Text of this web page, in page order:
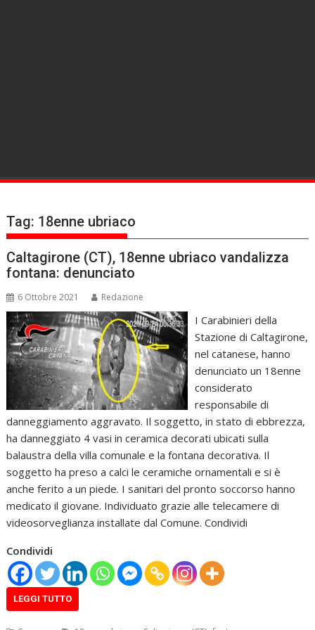
Tag: 18enne ubriaco
Caltagirone (CT), 18enne ubriaco vandalizza
fontana: denunciato
6 Ottobre 2021 Redazione
I Carabinieri della
Stazione di Caltagirone,
nel catanese, hanno
denunciato un 18enne
considerato
responsabile di
danneggiamento aggravato. Il soggetto, in stato di ebbrezza,
ha danneggiato 4 vasi in ceramica decorati ubicati sulla
balaustra della villa comunale e la fontana decorativa. Il
soggetto ha preso a calci le ceramiche ornamentali e si è
anche ferito a un piede. I sanitari del pronto soccorso hanno
medicato il giovane. Individuato grazie alle telecamere di
videosorveglianza installate dal Comune. Condividi
Condividi
LEGGI TUTTO